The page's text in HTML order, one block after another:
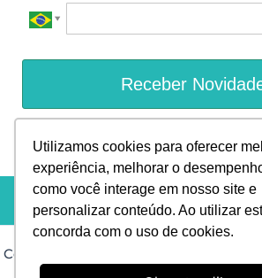
Utilizamos cookies para oferecer
experiência, melhorar o
como você interage em nosso site e
personalizar conteúdo. Ao utilizar
concorda com o uso de cookies.
Receber
Prometemos não utilizar suas informações
enviar qualquer tipo de SPAM.
Copyright © 2026 Dra. Isis Muniz